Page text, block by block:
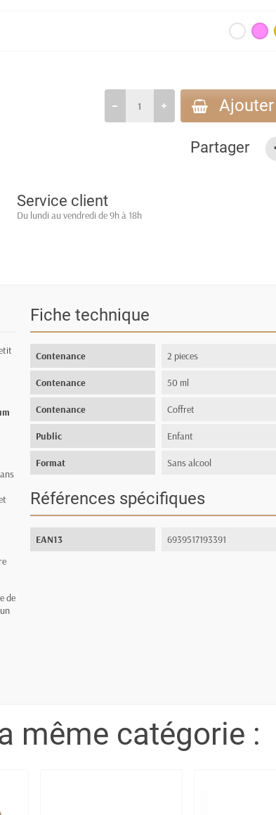
Partager
Service client
Du lundi au vendredi de 9h à 18h
de
Fiche technique
Contenance 2 pieces
Contenance 50 ml
Contenance Coffret
Public Enfant
Format Sans alcool
Références spécifiques
EAN13 6939517193391
même catégorie :